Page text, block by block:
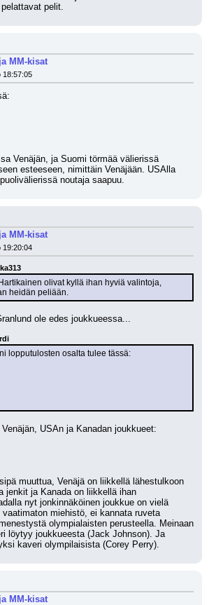
pelit.
MM-kisat
18:57:05
Venäjän, ja Suomi törmää välierissä
esteeseen, nimittäin Venäjään. USAlla
noutaja saapuu.
MM-kisat
19:20:04
olivat kyllä ihan hyviä valintoja,
heidän peliään.
ole edes joukkueessa...
lopputulosten osalta tulee tässä:
USAn ja Kanadan joukkueet:
muuttua, Venäjä on liikkellä lähestulkoon
jenkit ja Kanada on liikkellä ihan
nyt jonkinnäköinen joukkue on vielä
miehistö, ei kannata ruveta
olympialaisten perusteella. Meinaan
löytyy joukkueesta (Jack Johnson). Ja
kaveri olympilaisista (Corey Perry).
MM-kisat